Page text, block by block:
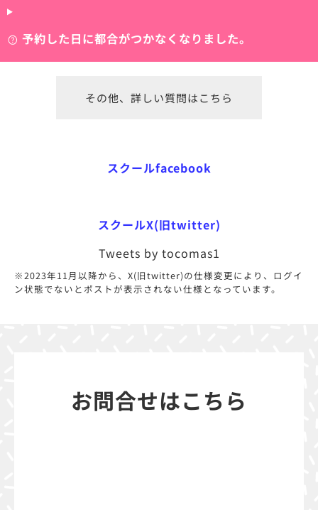
予約した日に都合がつかなくなりました。
その他、詳しい質問はこちら
スクールfacebook
スクールX(旧twitter)
Tweets by tocomas1
※2023年11月以降から、X(旧twitter)の仕様変更により、ログイ
ン状態でないとポストが表示されない仕様となっています。
お問合せはこちら